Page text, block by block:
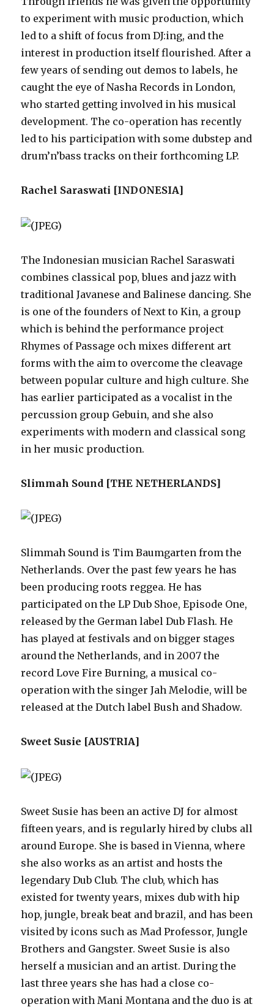
to experiment with music production, which
led to a shift of focus from DJ:ing, and the
interest in production itself flourished. After a
few years of sending out demos to labels, he
caught the eye of Nasha Records in London,
who started getting involved in his musical
development. The co-operation has recently
led to his participation with some dubstep and
drum’n’bass tracks on their forthcoming LP.
Rachel Saraswati [INDONESIA]
The Indonesian musician Rachel Saraswati
combines classical pop, blues and jazz with
traditional Javanese and Balinese dancing. She
is one of the founders of Next to Kin, a group
which is behind the performance project
Rhymes of Passage och mixes different art
forms with the aim to overcome the cleavage
between popular culture and high culture. She
has earlier participated as a vocalist in the
percussion group Gebuin, and she also
experiments with modern and classical song
in her music production.
Slimmah Sound [THE NETHERLANDS]
Slimmah Sound is Tim Baumgarten from the
Netherlands. Over the past few years he has
been producing roots reggea. He has
participated on the LP Dub Shoe, Episode One,
released by the German label Dub Flash. He
has played at festivals and on bigger stages
around the Netherlands, and in 2007 the
record Love Fire Burning, a musical co-
operation with the singer Jah Melodie, will be
released at the Dutch label Bush and Shadow.
Sweet Susie [AUSTRIA]
Sweet Susie has been an active DJ for almost
fifteen years, and is regularly hired by clubs all
around Europe. She is based in Vienna, where
she also works as an artist and hosts the
legendary Dub Club. The club, which has
existed for twenty years, mixes dub with hip
hop, jungle, break beat and brazil, and has been
visited by icons such as Mad Professor, Jungle
Brothers and Gangster. Sweet Susie is also
herself a musician and an artist. During the
last three years she has had a close co-
operation with Mani Montana and the duo is at